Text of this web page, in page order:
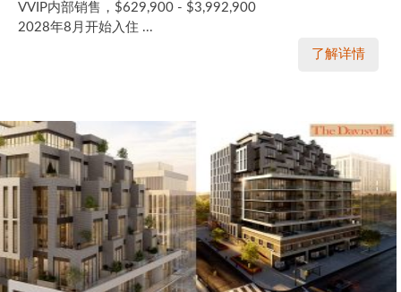
VVIP内部销售，$629,900 - $3,992,900
2028年8月开始入住 ...
了解详情